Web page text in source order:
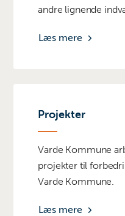
andre lignende
Læs mere
Projekter
Varde Kommune
projekter til
Varde Kommune.
Læs mere